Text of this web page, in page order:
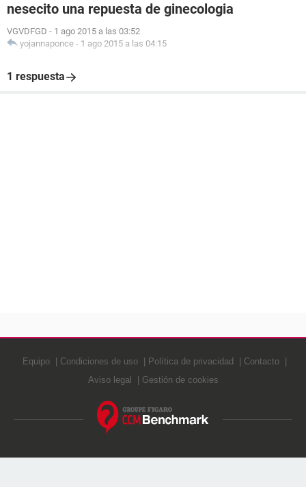
nesecito una repuesta de ginecologia
VGVDFGD - 1 ago 2015 a las 03:52
yojannaponce - 1 ago 2015 a las 04:15
1 respuesta
Equipo Condiciones de uso Política de privacidad
Contacto
Aviso legal
Gestión de cookies